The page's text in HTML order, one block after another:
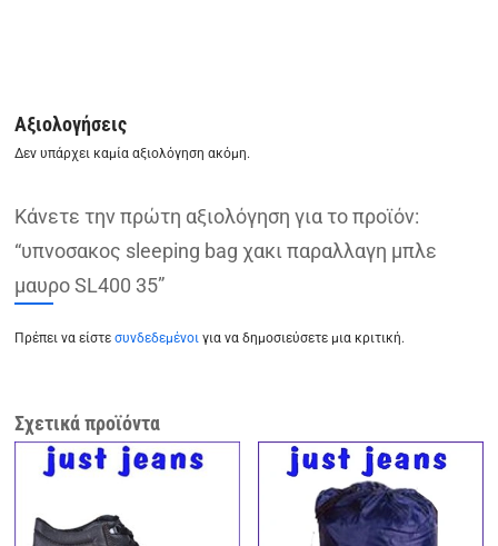
Αξιολογήσεις
Δεν υπάρχει καμία αξιολόγηση ακόμη.
Κάνετε την πρώτη αξιολόγηση για το προϊόν:
“υπνοσακος sleeping bag χακι παραλλαγη μπλε
μαυρο SL400 35”
Πρέπει να είστεσυνδεδεμένοιγια να δημοσιεύσετε μια κριτική.
Σχετικά προϊόντα